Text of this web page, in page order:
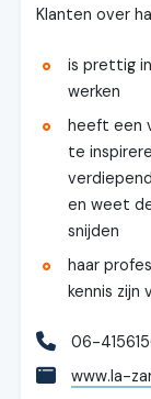
Klanten over
is prettig
werken
heeft een
te
en weet
snijden
haar
kennis zijn
06-
www.la-